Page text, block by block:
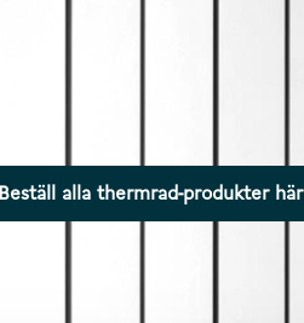
Beställ alla thermrad-produkter här